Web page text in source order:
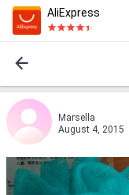
AliExpress
Marsella
August 4, 2015